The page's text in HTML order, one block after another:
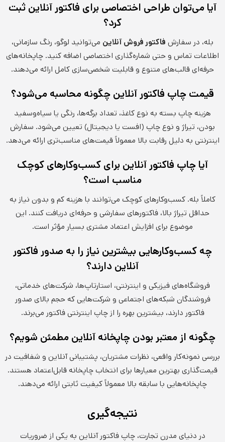
آیا می‌توان طراحی اختصاصی برای فاکتور آنلاین ثبت
کرد؟
بله، در سفارش فاکتور فروش آنلاین می‌توانید لوگو، رنگ سازمانی،
اطلاعات تماس و حتی شماره‌گذاری اختصاصی اضافه کنید. چاپخانه‌های
حرفه‌ای قالب‌های متنوع و قابلیت شخصی‌سازی کامل ارائه می‌دهند.
قیمت چاپ فاکتور آنلاین چگونه محاسبه می‌شود؟
هزینه چاپ بسته به نوع کاغذ، تعداد برگه‌ها، رنگی یا سیاه‌وسفید
بودن، تیراژ و نوع چاپ (افست یا دیجیتال) تعیین می‌شود. سفارش
اینترنتی به دلیل رقابت بالا معمولاً قیمت‌های مناسب‌تری ارائه می‌دهد.
آیا چاپ فاکتور آنلاین برای کسب‌وکارهای کوچک
مناسب است؟
کاملاً بله. کسب‌وکارهای کوچک می‌توانند با هزینه کم و بدون نیاز به
حداقل تیراژ بالا، فاکتورهای سفارشی و حرفه‌ای دریافت کنند. این
موضوع برای افزایش اعتماد مشتری بسیار مؤثر است.
چه کسب‌وکارهایی بیشترین نیاز را به صدور فاکتور
آنلاین دارند؟
فروشگاه‌های فیزیکی و اینترنتی، استارتاپ‌ها، شرکت‌های خدماتی،
فروشندگان شبکه‌های اجتماعی و شرکت‌هایی که حجم بالای صدور
فاکتور دارند، بیشترین بهره را از چاپ اینترنتی فاکتور می‌برند.
چگونه از معتبر بودن چاپخانه آنلاین مطمئن شویم؟
بررسی نمونه‌کار واقعی، نظرات مشتریان، پشتیبانی آنلاین و شفافیت در
قیمت‌گذاری بهترین معیارها برای انتخاب چاپخانه قابل‌اعتماد هستند.
چاپخانه‌هایی با سابقه بالا معمولاً کیفیت ثابتی ارائه می‌دهند.
نتیجه‌گیری
در دنیای مدرن تجارت، چاپ فاکتور آنلاین به یکی از ضروریات